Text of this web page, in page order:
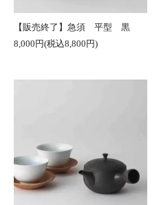
【販売終了】急須 平型 黒
8,000円(税込8,800円)